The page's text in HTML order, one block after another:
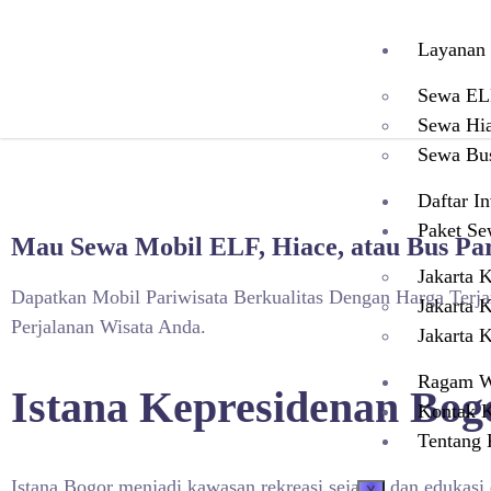
Layanan
Sewa
Sewa
Sewa
Daftar
Paket
Jakarta
Jakarta
Jakarta
Ragam
Kontak
Tentang
Mau Sewa Mobil ELF, Hiace, atau Bus
Dapatkan Mobil Pariwisata Berkualitas Dengan Harga
Perjalanan Wisata Anda.
Istana Kepresidenan
Istana Bogor menjadi kawasan rekreasi sejarah dan